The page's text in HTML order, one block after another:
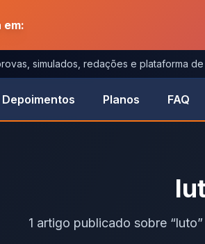
em:
simulados, redações e plataforma
Depoimentos Planos FAQ
1 artigo publicado sobre “luto